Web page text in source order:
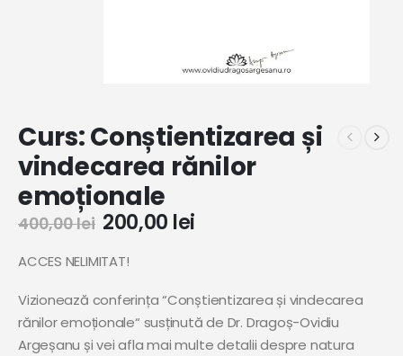
Curs: Conștientizarea și
vindecarea rănilor
emoționale
400,00lei 200,00 lei
ACCES NELIMITAT!
Vizionează conferința “Conștientizarea și vindecarea
rănilor emoționale“ susținută de Dr. Dragoș-Ovidiu
Argeșanu și vei afla mai multe detalii despre natura